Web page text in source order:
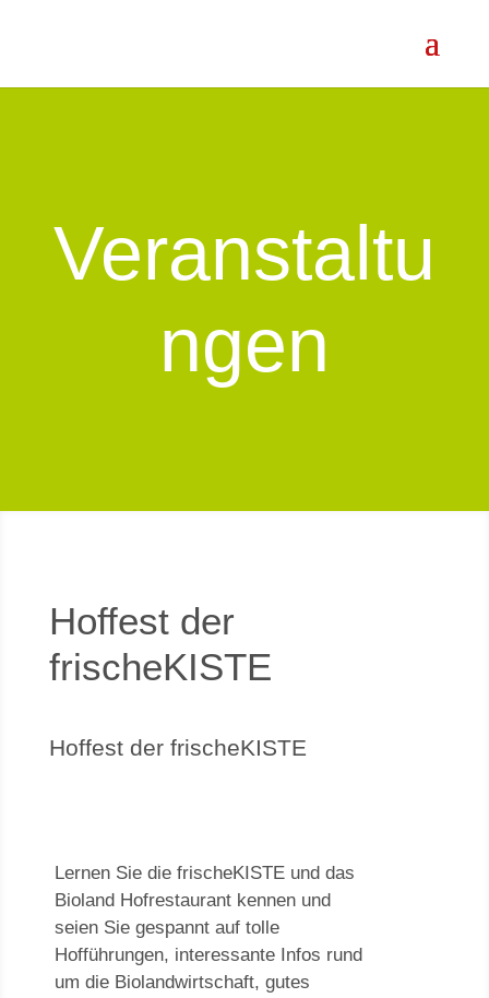
Veranstaltu
ngen
Hoffest der
frischeKISTE
Hoffest der frischeKISTE
Lernen Sie die frischeKISTE und das
Bioland Hofrestaurant kennen und
seien Sie gespannt auf tolle
Hofführungen, interessante Infos rund
um die Biolandwirtschaft, gutes